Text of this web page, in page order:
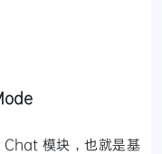
模块，也就是基